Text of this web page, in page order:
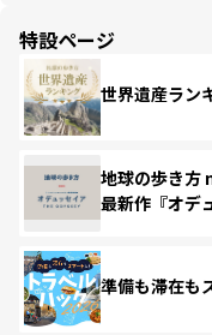
特設ページ
世界遺産ラン
地球の歩き方
最新作『オデ
準備も滞在も